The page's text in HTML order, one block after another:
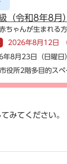
（令和8年8月）
ちゃんが生まれる
2026年8月12日 （
年8月23日（日曜日
役所2階多目的スペ
みてください。